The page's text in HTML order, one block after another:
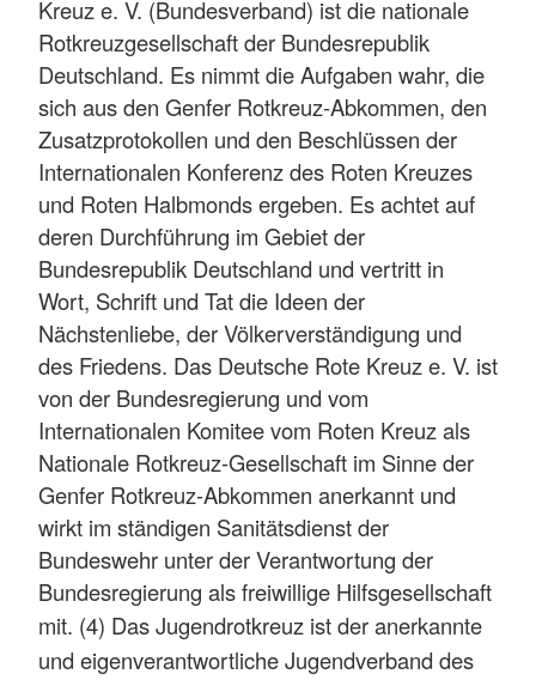
Kreuz e. V. (Bundesverband) ist die nationale
Rotkreuzgesellschaft der Bundesrepublik
Deutschland. Es nimmt die Aufgaben wahr, die
sich aus den Genfer Rotkreuz-Abkommen, den
Zusatzprotokollen und den Beschlüssen der
Internationalen Konferenz des Roten Kreuzes
und Roten Halbmonds ergeben. Es achtet auf
deren Durchführung im Gebiet der
Bundesrepublik Deutschland und vertritt in
Wort, Schrift und Tat die Ideen der
Nächstenliebe, der Völkerverständigung und
des Friedens. Das Deutsche Rote Kreuz e. V. ist
von der Bundesregierung und vom
Internationalen Komitee vom Roten Kreuz als
Nationale Rotkreuz-Gesellschaft im Sinne der
Genfer Rotkreuz-Abkommen anerkannt und
wirkt im ständigen Sanitätsdienst der
Bundeswehr unter der Verantwortung der
Bundesregierung als freiwillige Hilfsgesellschaft
mit. (4) Das Jugendrotkreuz ist der anerkannte
und eigenverantwortliche Jugendverband des